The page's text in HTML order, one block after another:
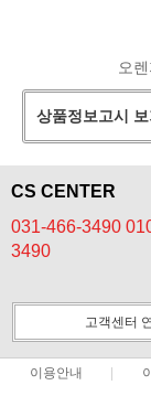
오
상품정보고시 보
CS CENTER
031-466-3490
3490
고객센터
이용안내